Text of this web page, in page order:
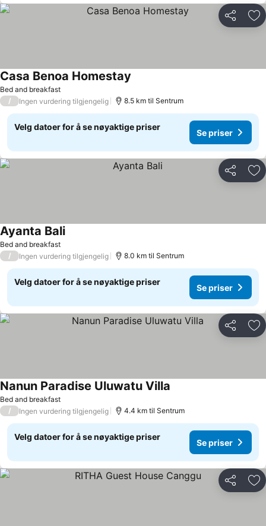
Del
Bed and breakfast
Casa Benoa Homestay
/ Ingen vurdering tilgjengelig 8.5 km til Sentrum
Velg datoer for å se nøyaktige priser
Se priser
Del
Bed and breakfast
Ayanta BaliSe priser
/ Ingen vurdering tilgjengelig 8.0 km til Sentrum
Velg datoer for å se nøyaktige priser
Se priser
Del
Bed and breakfast
Nanun Paradise Uluwatu Villa
/ Ingen vurdering tilgjengelig 4.4 km til Sentrum
Velg datoer for å se nøyaktige priser
Se priser
Del